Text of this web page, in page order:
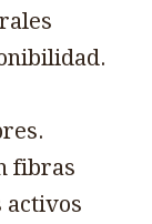
fibras
activos